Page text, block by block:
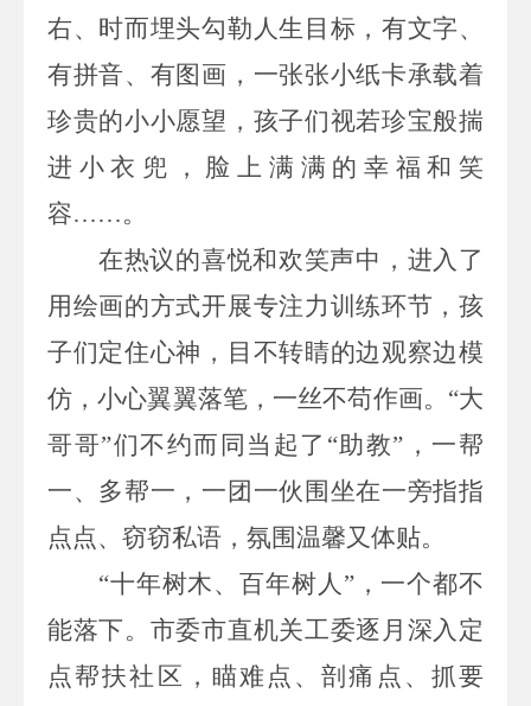
右、 时而埋头勾勒人生目标，有文字、
有拼音、有图画，一张张小纸卡承载着
珍贵的小小愿望，孩子们视若珍宝般揣
进小衣兜，脸上满满的幸福和笑
容……。
在热议的喜悦和欢笑声中，进入了
用绘画的方式开展专注力训练环节，孩
子们定住心神 ， 目不转睛的边观察边模
仿 ，小心翼翼落笔，一丝不苟作画。 “大
哥哥”们不约而同当起了“助教”，一帮
一、多帮一，一团一伙围坐在一旁指指
点点、窃窃私语，氛围温馨又体贴。
“十年树木、百年树人”，一个都不
能落下。市委市直机关工委逐月深入定
点帮扶社区，瞄难点、剖痛点、抓要